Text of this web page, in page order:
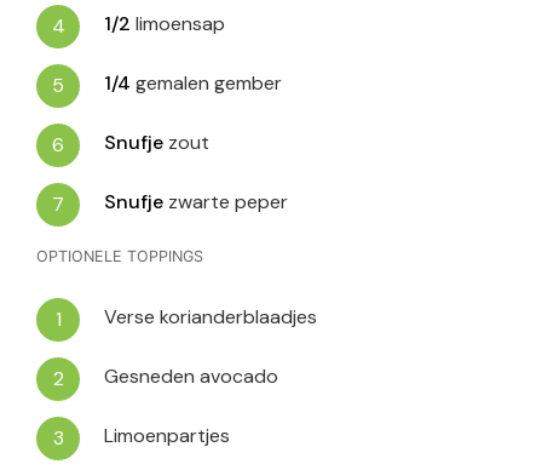
1/2 limoensap
1/4 gemalen gember
Snufje zout
Snufje zwarte peper
OPTIONELE TOPPINGS
Verse korianderblaadjes
Gesneden avocado
Limoenpartjes